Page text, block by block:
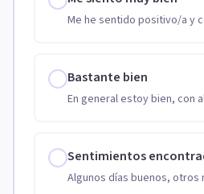
Me he sentido positivo/a y
Bastante bien
En general estoy bien, con
Sentimientos
Algunos días buenos, otros